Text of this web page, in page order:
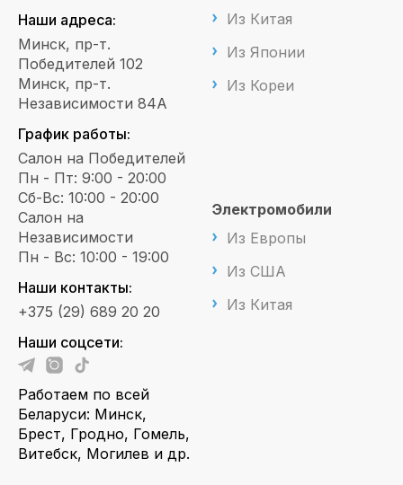
Наши адреса:
Минск, пр-т.
Победителей 102
Минск, пр-т.
Независимости 84А
График работы:
Салон на Победителей
Пн - Пт: 9:00 - 20:00
Сб-Вс: 10:00 - 20:00
Салон на
Независимости
Пн - Вс: 10:00 - 19:00
Наши контакты:
+375 (29) 689 20 20
Наши соцсети:
Работаем по всей
Беларуси: Минск,
Брест, Гродно, Гомель,
Витебск, Могилев и др.
Из Китая
Из Японии
Из Кореи
Электромобили
Из Европы
Из США
Из Китая